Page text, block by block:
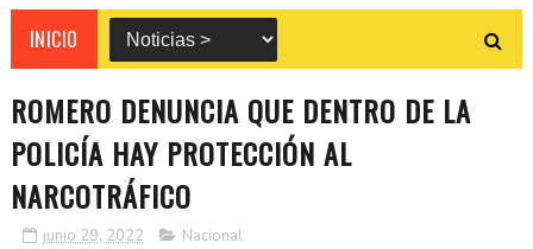
INICIO
ROMERO DENUNCIA QUE DENTRO DE LA
POLICÍA HAY PROTECCIÓN AL
NARCOTRÁFICO
junio 29, 2022 Nacional